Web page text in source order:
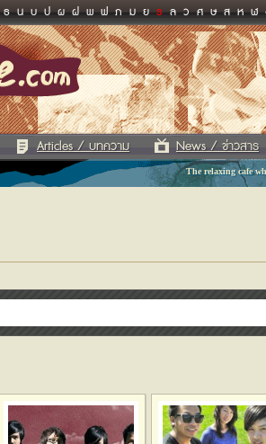
ธ น บ ป ผ ฝ พ ฟ ภ ม ย ร ล ว ศ ษ ส ห ฬ
The relaxing cafe
Articles / บทความ News / ข่าวสาร